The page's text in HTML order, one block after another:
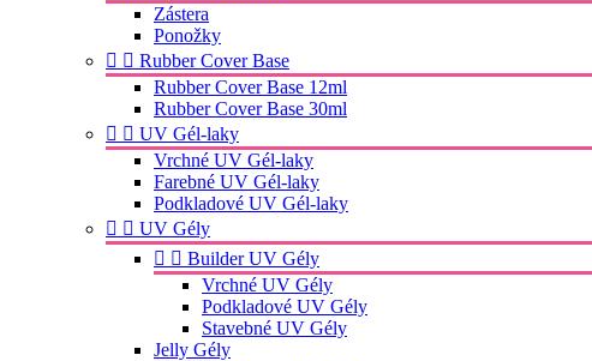
Zástera
Ponožky
  Rubber Cover Base
Rubber Cover Base 12ml
Rubber Cover Base 30ml
  UV Gél-laky
Vrchné UV Gél-laky
Farebné UV Gél-laky
Podkladové UV Gél-laky
  UV Gély
  Builder UV Gély
Vrchné UV Gély
Podkladové UV Gély
Stavebné UV Gély
Jelly Gély